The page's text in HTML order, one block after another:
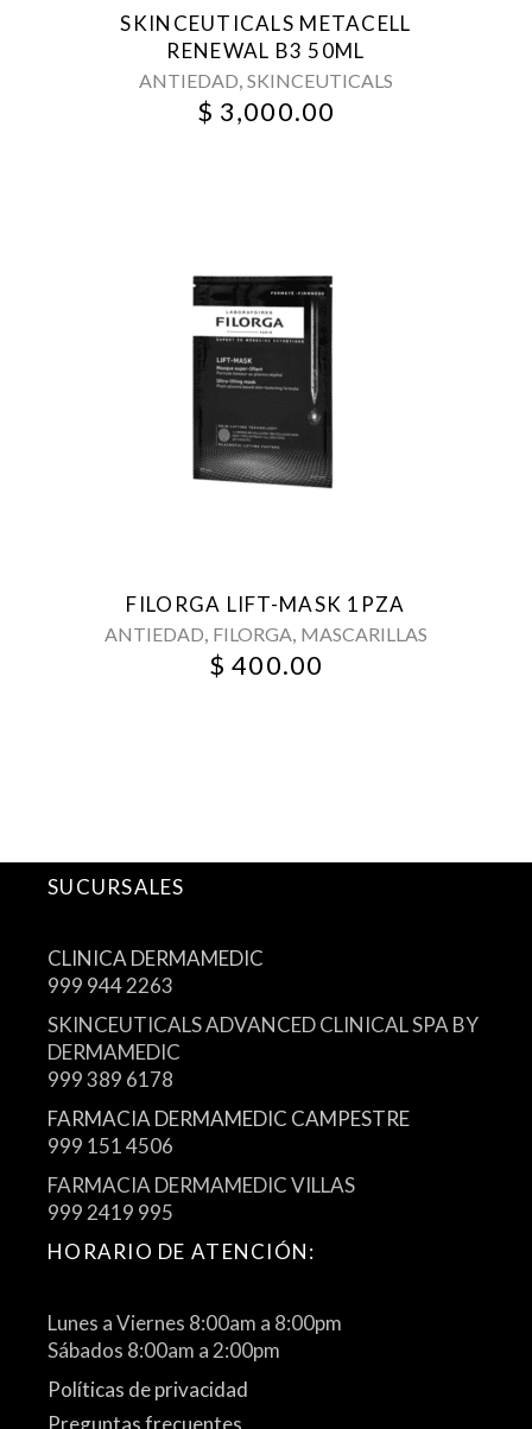
SKINCEUTICALS METACELL
RENEWAL B3 50ML
ANTIEDAD, SKINCEUTICALS
$ 3,000.00
FILORGA LIFT-MASK 1PZA
ANTIEDAD, FILORGA, MASCARILLAS
$ 400.00
SUCURSALES
CLINICA DERMAMEDIC
999 944 2263
SKINCEUTICALS ADVANCED CLINICAL SPA BY
DERMAMEDIC
999 389 6178
FARMACIA DERMAMEDIC CAMPESTRE
999 151 4506
FARMACIA DERMAMEDIC VILLAS
999 2419 995
HORARIO DE ATENCIÓN:
Lunes a Viernes 8:00am a 8:00pm
Sábados 8:00am a 2:00pm
Políticas de privacidad
Preguntas frecuentes